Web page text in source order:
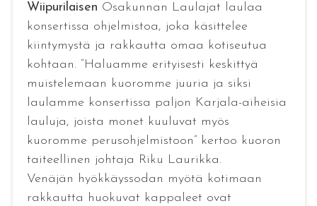
Wiipurilaisen Osakunnan Laulajat laulaa
konsertissa ohjelmistoa, joka käsittelee
kiintymystä ja rakkautta omaa kotiseutua
kohtaan. “Haluamme erityisesti keskittyä
muistelemaan kuoromme juuria ja siksi
laulamme konsertissa paljon Karjala-aiheisia
lauluja, joista monet kuuluvat myös
kuoromme perusohjelmistoon” kertoo kuoron
taiteellinen johtaja Riku Laurikka.
Venäjän hyökkäyssodan myötä kotimaan
rakkautta huokuvat kappaleet ovat